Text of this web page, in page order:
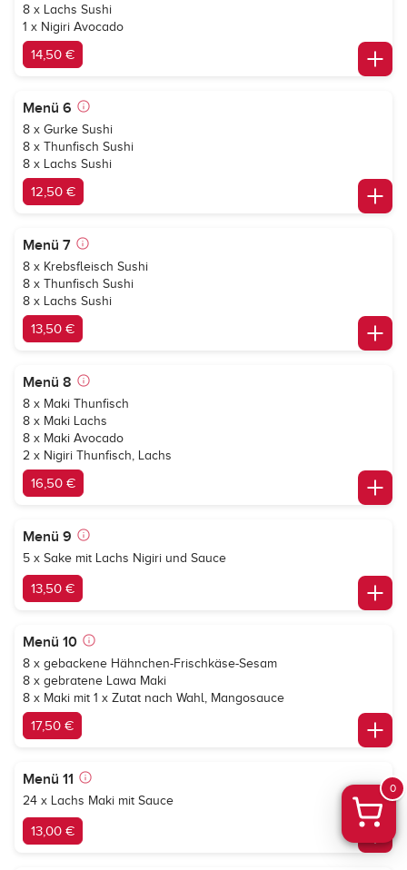
8 x Lachs Sushi
1 x Nigiri Avocado
14,50 €
Menü 6
8 x Gurke Sushi
8 x Thunfisch Sushi
8 x Lachs Sushi
12,50 €
Menü 7
8 x Krebsfleisch Sushi
8 x Thunfisch Sushi
8 x Lachs Sushi
13,50 €
Menü 8
8 x Maki Thunfisch
8 x Maki Lachs
8 x Maki Avocado
2 x Nigiri Thunfisch, Lachs
16,50 €
Menü 9
5 x Sake mit Lachs Nigiri und Sauce
13,50 €
Menü 10
8 x gebackene Hähnchen-Frischkäse-Sesam
8 x gebratene Lawa Maki
8 x Maki mit 1 x Zutat nach Wahl, Mangosauce
17,50 €
Menü 11
24 x Lachs Maki mit Sauce
13,00 €
0